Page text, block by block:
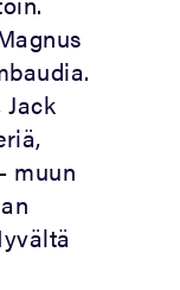
muun